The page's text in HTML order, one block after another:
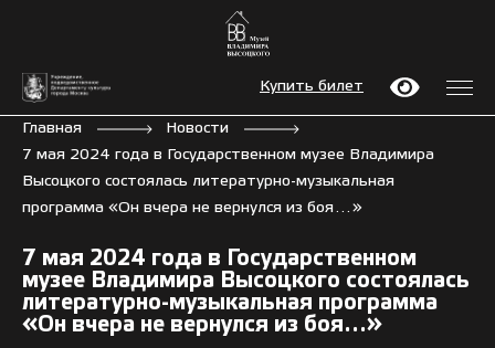
Купить билет
Главная
Новости
7 мая 2024 года в Государственном музее Владимира
Высоцкого состоялась литературно-музыкальная
программа «Он вчера не вернулся из боя…»
7 мая 2024 года в Государственном
музее Владимира Высоцкого состоялась
литературно-музыкальная программа
«Он вчера не вернулся из боя…»